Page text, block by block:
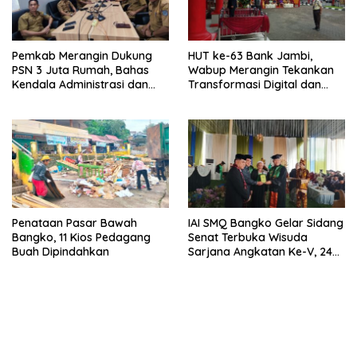
Pemkab Merangin Dukung
PSN 3 Juta Rumah, Bahas
Kendala Administrasi dan
HUT ke-63 Bank Jambi,
Wabup Merangin Tekankan
Transformasi Digital dan
Penataan Pasar Bawah
Bangko, 11 Kios Pedagang
Buah Dipindahkan
IAI SMQ Bangko Gelar Sidang
Senat Terbuka Wisuda
Sarjana Angkatan Ke-V, 243